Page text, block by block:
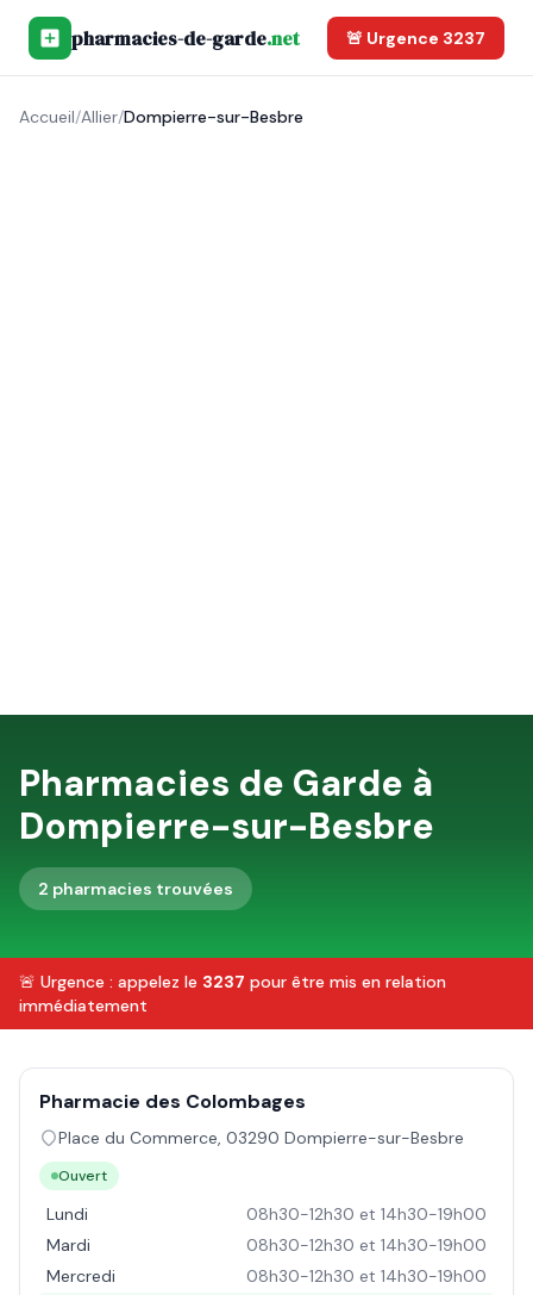
pharmacies-de-garde.net 🚨 Urgence 3237
Accueil/Allier/Dompierre-sur-Besbre
Pharmacies de Garde à
Dompierre-sur-Besbre
2 pharmacies trouvées
🚨 Urgence : appelez le 3237 pour être mis en relation
immédiatement
Pharmacie des Colombages
Place du Commerce, 03290 Dompierre-sur-Besbre
Ouvert
Lundi
08h30-12h30 et 14h30-19h00
Mardi
08h30-12h30 et 14h30-19h00
Mercredi
08h30-12h30 et 14h30-19h00